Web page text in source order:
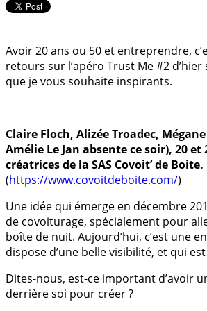
Avoir 20 ans ou 50 et entreprendre,
retours sur l’apéro Trust Me #2
que je vous souhaite inspirants.
Claire Floch, Alizée Troadec,
Amélie Le Jan absente ce soir), 20 et
créatrices de la SAS Covoit’ de Boite.
(https://www.covoitdeboite.com/)
Une idée qui émerge en décembre
de covoiturage, spécialement pour
boîte de nuit. Aujourd’hui, c’est une
dispose d’une belle visibilité, et qui
Dites-nous, est-ce important d’avoir
derrière soi pour créer ?